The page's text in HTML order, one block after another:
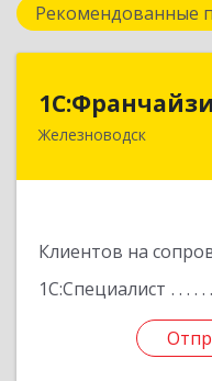
Рекомендованные
Железноводск
Клиентов на
1С:Специалист
357430,